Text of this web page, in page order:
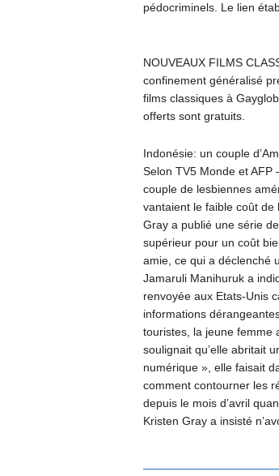
pédocriminels. Le lien
NOUVEAUX FILMS
confinement généralisé
films classiques à
offerts sont gratuits.
Indonésie: un couple
Selon TV5 Monde et AFP
couple de lesbiennes
vantaient le faible coût de
Gray a publié une série
supérieur pour un coût
amie, ce qui a déclenché
Jamaruli Manihuruk a
renvoyée aux Etats-Unis
informations
touristes, la jeune femme
soulignait qu’elle abritait
numérique », elle faisait
comment contourner les
depuis le mois d’avril
Kristen Gray a insisté